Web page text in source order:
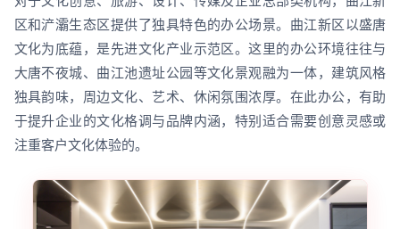
区和浐灞生态区提供了独具特色的办公场景。曲江新区以盛唐
文化为底蕴，是先进文化产业示范区。这里的办公环境往往与
大唐不夜城、曲江池遗址公园等文化景观融为一体，建筑风格
独具韵味，周边文化、艺术、休闲氛围浓厚。在此办公，有助
于提升企业的文化格调与品牌内涵，特别适合需要创意灵感或
注重客户文化体验的。